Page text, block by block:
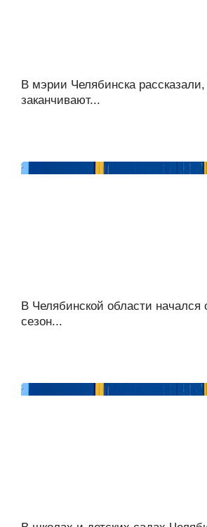
В мэрии Челябинска
заканчивают...
В Челябинской области начался
сезон...